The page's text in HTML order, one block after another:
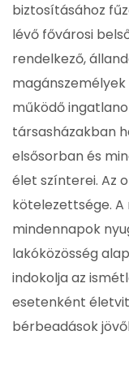
biztosításához
lévő fővárosi
rendelkező,
működő
társasházakban
elsősorban és
élet színterei. Az
kötelezettsége.
mindennapok
lakóközösség
indokolja az
esetenként
bérbeadások